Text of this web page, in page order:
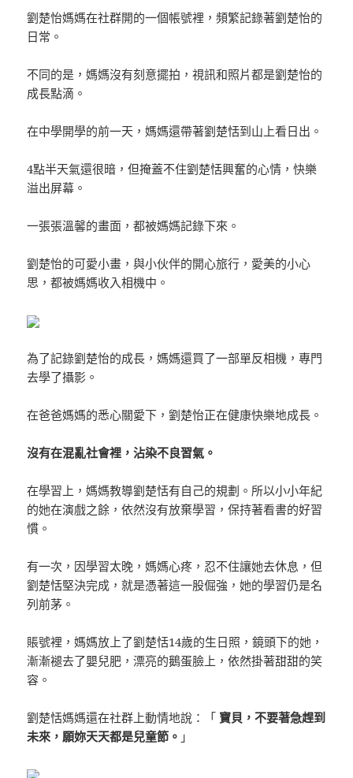
劉楚怡媽媽在社群開的一個帳號裡，頻繁記錄著劉楚怡的
日常。
不同的是，媽媽沒有刻意擺拍，視訊和照片都是劉楚怡的
成長點滴。
在中學開學的前一天，媽媽還帶著劉楚恬到山上看日出。
4點半天氣還很暗，但掩蓋不住劉楚恬興奮的心情，快樂
溢出屏幕。
一張張溫馨的畫面，都被媽媽記錄下來。
劉楚怡的可愛小畫，與小伙伴的開心旅行，愛美的小心
思，都被媽媽收入相機中。
為了記錄劉楚怡的成長，媽媽還買了一部單反相機，專門
去學了攝影。
在爸爸媽媽的悉心關愛下，劉楚怡正在健康快樂地成長。
沒有在混亂社會裡，沾染不良習氣。
在學習上，媽媽教導劉楚恬有自己的規劃。所以小小年紀
的她在演戲之餘，依然沒有放棄學習，保持著看書的好習
慣。
有一次，因學習太晚，媽媽心疼，忍不住讓她去休息，但
劉楚恬堅決完成，就是憑著這一股倔強，她的學習仍是名
列前茅。
賬號裡，媽媽放上了劉楚恬14歲的生日照，鏡頭下的她，
漸漸褪去了嬰兒肥，漂亮的鵝蛋臉上，依然掛著甜甜的笑
容。
劉楚恬媽媽還在社群上動情地說：「 寶貝，不要著急趕到
未來，願妳天天都是兒童節。 」